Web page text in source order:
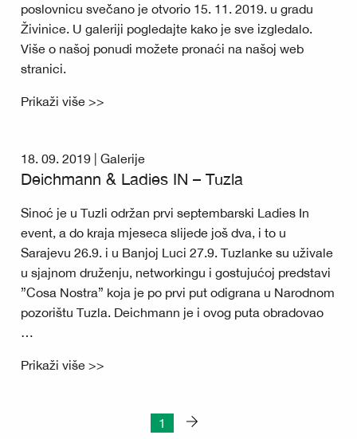
poslovnicu svečano je otvorio 15. 11. 2019. u gradu
Živinice. U galeriji pogledajte kako je sve izgledalo.
Više o našoj ponudi možete pronaći na našoj web
stranici.
Prikaži više >>
18. 09. 2019 | Galerije
Deichmann & Ladies IN – Tuzla
Sinoć je u Tuzli održan prvi septembarski Ladies In
event, a do kraja mjeseca slijede još dva, i to u
Sarajevu 26.9. i u Banjoj Luci 27.9. Tuzlanke su uživale
u sjajnom druženju, networkingu i gostujućoj predstavi
”Cosa Nostra” koja je po prvi put odigrana u Narodnom
pozorištu Tuzla. Deichmann je i ovog puta obradovao
…
Prikaži više >>
1